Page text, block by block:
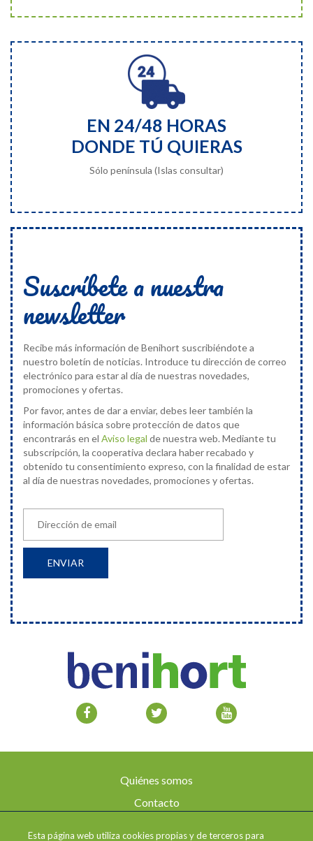
EN 24/48 HORAS
DONDE TÚ QUIERAS
Sólo península (Islas consultar)
Suscríbete a nuestra
newsletter
Recibe más información de Benihort suscribiéndote a
nuestro boletín de noticias. Introduce tu dirección de correo
electrónico para estar al día de nuestras novedades,
promociones y ofertas.
Por favor, antes de dar a enviar, debes leer también la
información básica sobre protección de datos que
encontrarás en el Aviso legal de nuestra web. Mediante tu
subscripción, la cooperativa declara haber recabado y
obtenido tu consentimiento expreso, con la finalidad de estar
al día de nuestras novedades, promociones y ofertas.
Quiénes somos
Contacto
Esta página web utiliza cookies propias y de terceros para